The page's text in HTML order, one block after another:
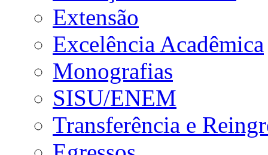
Extensão
Excelência Acadêmica
Monografias
SISU/ENEM
Transferência e